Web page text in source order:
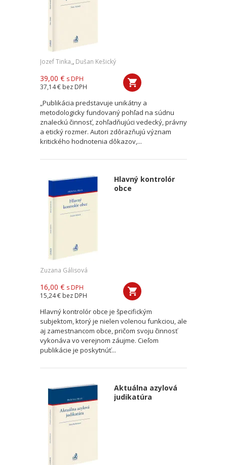
Jozef Tinka,, Dušan Kešický
39,00 € s DPH
37,14 € bez DPH
„Publikácia predstavuje unikátny a
metodologicky fundovaný pohľad na súdnu
znaleckú činnosť, zohľadňujúci vedecký, právny
a etický rozmer. Autori zdôrazňujú význam
kritického hodnotenia dôkazov,...
Hlavný kontrolór
obce
Zuzana Gálisová
16,00 € s DPH
15,24 € bez DPH
Hlavný kontrolór obce je špecifickým
subjektom, ktorý je nielen volenou funkciou, ale
aj zamestnancom obce, pričom svoju činnosť
vykonáva vo verejnom záujme. Cieľom
publikácie je poskytnúť...
Aktuálna azylová
judikatúra